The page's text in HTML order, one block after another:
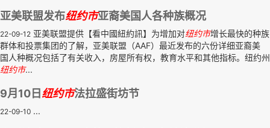
亚美联盟发布纽约市亚裔美国人各种族概况
22-09-12 亚美联盟提供【看中國紐約訊】为增加对纽约市增长最快的种族
群体和投票集团的了解，亚美联盟（AAF）最近发布的六份详细亚裔美
国人种概况包括了有关收入，房屋所有权，教育水平和其他指标。纽约州
纽约市...
9月10日 纽约市法拉盛街坊节
22-09-10 ...